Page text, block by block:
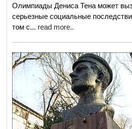
Олимпиады Дениса Тена может
серьезные социальные
том с... read more..